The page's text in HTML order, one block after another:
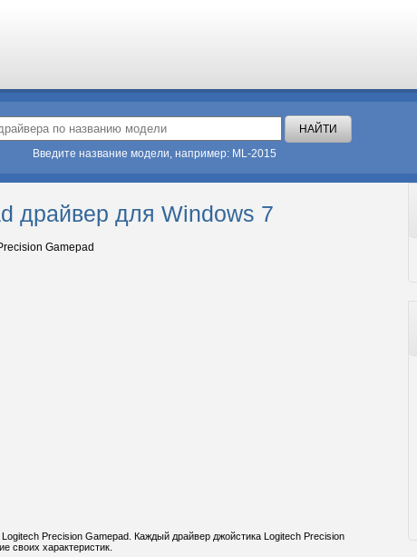
Введите название модели, например: ML-2015
драйвер для Windows 7
Gamepad
Precision Gamepad. Каждый драйвер джойстика Logitech Precision
своих характеристик.